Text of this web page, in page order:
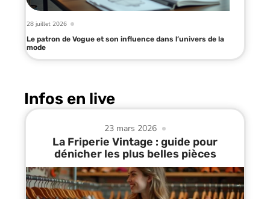
28 juillet 2026
Le patron de Vogue et son influence dans l’univers de la
mode
Infos en live
23 mars 2026
La Friperie Vintage : guide pour
dénicher les plus belles pièces